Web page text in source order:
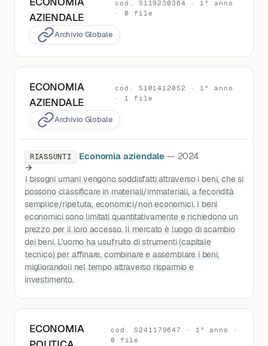
AZIENDALE
cod. S119230384 · 1° anno
· 0 file
Archivio Globale
ECONOMIA
AZIENDALE
cod. S101412052 · 1° anno
· 1 file
Archivio Globale
RIASSUNTI Economia aziendale — 2024
I bisogni umani vengono soddisfatti attraverso i beni, che si
possono classificare in materiali/immateriali, a fecondità
semplice/ripetuta, economici/non economici. I beni
economici sono limitati quantitativamente e richiedono un
prezzo per il loro accesso. Il mercato è luogo di scambio
dei beni. L'uomo ha usufruito di strumenti (capitale
tecnico) per affinare, combinare e assemblare i beni,
migliorandoli nel tempo attraverso risparmio e
investimento.
ECONOMIA
cod. S241179647 · 1° anno ·
0 file